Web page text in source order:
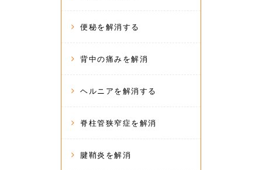
便秘を解消する
背中の痛みを解消
ヘルニアを解消する
脊柱管狭窄症を解消
腱鞘炎を解消